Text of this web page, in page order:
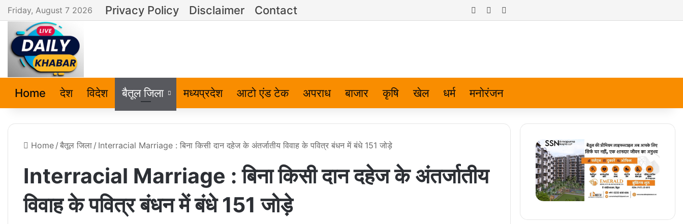
Friday, August 7 2026 Privacy Policy Disclaimer Contact Log InRandom Article
Home देश विदेश बैतूल जिला मध्यप्रदेश आटो एंड टेक अपराध बाजार कृषि खेल धर्म मनोरंजन
Home / बैतूल जिला / Interracial Marriage : बिना किसी दान दहेज के अंतर्जातीय विवाह के पवित्र बंधन में बंधे 151 जोड़े
Interracial Marriage : बिना किसी दान दहेज के अंतर्जातीय
विवाह के पवित्र बंधन में बंधे 151 जोड़े